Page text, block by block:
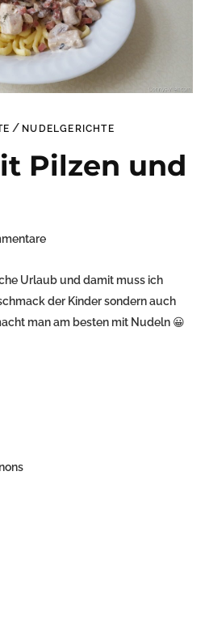
/ NUDELGERICHTE
Pilzen und
Urlaub und damit muss ich
der Kinder sondern auch
man am besten mit Nudeln 😀